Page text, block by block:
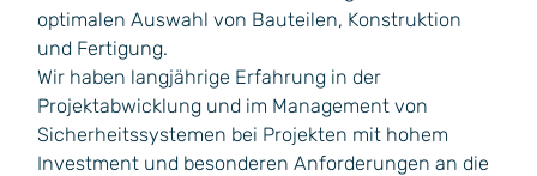
optimalen Auswahl von Bauteilen, Konstruktion
und Fertigung.
Wir haben langjährige Erfahrung in der
Projektabwicklung und im Management von
Sicherheitssystemen bei Projekten mit hohem
Investment und besonderen Anforderungen an die